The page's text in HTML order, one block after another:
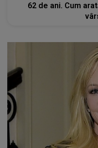
62 de ani. Cum